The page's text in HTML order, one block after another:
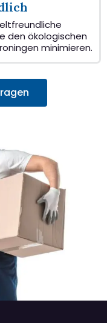
den ökologischen
minimieren.